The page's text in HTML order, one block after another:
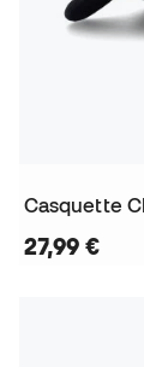
Casquette
27,99 €